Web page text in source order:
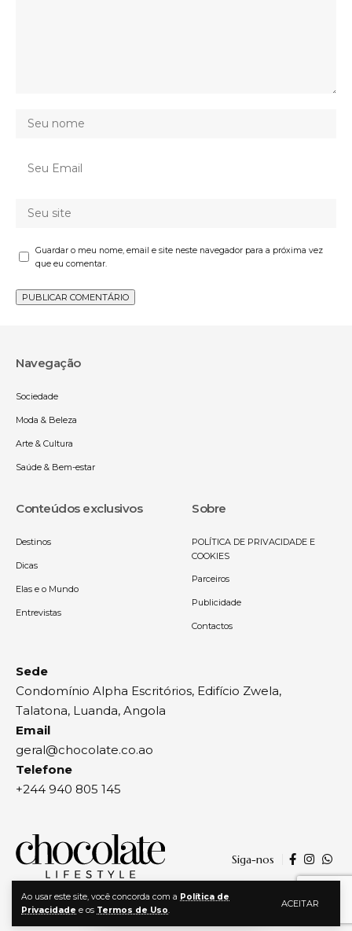
Ao usar este site, você concorda com a Política de
Privacidade e os Termos de Uso.
ACEITAR
Guardar o meu nome, email e site neste navegador para a próxima vez
que eu comentar.
Navegação
Sociedade
Moda & Beleza
Arte & Cultura
Saúde & Bem-estar
Conteúdos exclusivos
Destinos
Dicas
Elas e o Mundo
Entrevistas
Sobre
POLÍTICA DE PRIVACIDADE E
COOKIES
Parceiros
Publicidade
Contactos
Sede
Condomínio Alpha Escritórios, Edifício Zwela,
Talatona, Luanda, Angola
Email
geral@chocolate.co.ao
Telefone
+244 940 805 145
Siga-nos
© 2024, Chocolate | Todos os direitos reservados | By